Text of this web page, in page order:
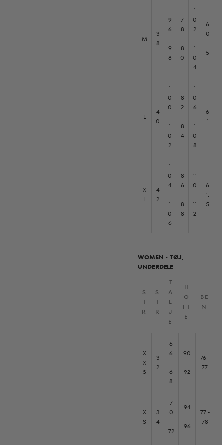
M
3
8
9
6
-
9
8
7
8
-
8
0
1
0
2
-
1
0
4
6
0
.
5
L
4
0
1
0
0
-
1
0
2
8
2
-
8
4
1
0
6
-
1
0
8
6
1
X
L
4
2
1
0
4
-
1
0
6
8
6
-
8
8
11
0
-
11
2
6
1.
5
WOMEN - TØJ,
UNDERDELE
S
T
R
S
T
R
T
A
L
J
E
H
O
FT
E
BE
N
X
X
S
3
2
6
6
-
6
8
90
-
92
76 -
77
X
S
3
4
7
0
-
72
94
-
96
77 -
78